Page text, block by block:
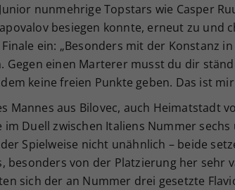
nunmehrige Topstars wie Casper
besiegen konnte, erneut zu und
ein: „Besonders mit der Konstanz
Gegen einen Marterer musst du dir
keine freien Punkte geben. Das ist
Mannes aus Bilovec, auch Heimatstadt
im Duell zwischen Italiens Nummer
Spielweise nicht unähnlich – beide
besonders von der Platzierung her sehr
sich der an Nummer drei gesetzte